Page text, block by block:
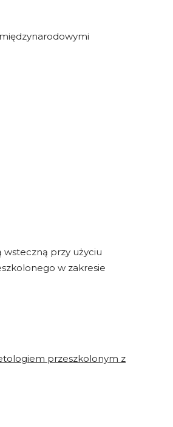
wsteczną przy użyciu
w zakresie
przeszkolonym z